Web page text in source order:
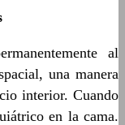
al
una manera
interior. Cuando
en la cama.